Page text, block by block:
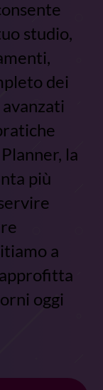
studio,
dei
la
più
a
oggi